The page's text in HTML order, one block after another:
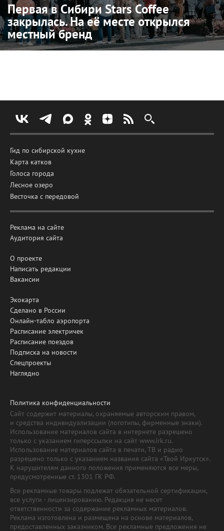
Первая в Сибири Stars Coffee
закрылась. На её месте открылся
местный бренд
Гид по сибирской кухне
Карта катков
Голоса города
Лесное озеро
Весточка с передовой
Реклама на сайте
Аудитория сайта
О проекте
Написать редакции
Вакансии
Экокарта
Сделано в России
Онлайн-табло аэропорта
Расписание электричек
Расписание поездов
Подписка на новости
Спецпроекты
Наглядно
Политика конфиденциальности
Сайт содержит материалы, охраняемые авторским правом,
и средства индивидуализации (логотипы, фирменные знаки).
Использование материалов сайта в интернете разрешено
только с указанием гиперссылки на сайт www.irk.ru.
Использование материалов сайта в печати, ТВ и радио
разрешено только с указанием названия сайта «Твой Иркутск».
К нарушителям данного положения применяются все меры,
предусмотренные ст. 1301 ГК РФ.
Все рекламные товары подлежат обязательной сертификации,
все услуги - лицензированию. Редакция не несет
ответственности за содержание рекламных материалов.
Реклама изготовлена и размещена на основе материалов,
предоставленных заказчиком. Все рекламные предложения не